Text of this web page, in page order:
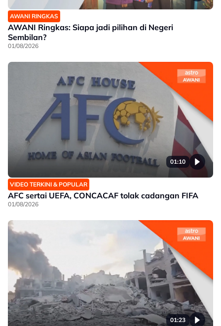
AWANI RINGKAS
AWANI Ringkas: Siapa jadi pilihan di Negeri
Sembilan?
01/08/2026
01:10
VIDEO TERKINI & POPULAR
AFC sertai UEFA, CONCACAF tolak cadangan FIFA
01/08/2026
01:23